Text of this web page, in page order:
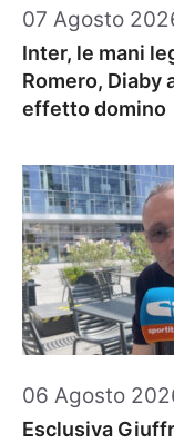
07 Agosto
Inter, le mani
Romero, Diaby
effetto domino
06 Agosto
Esclusiva